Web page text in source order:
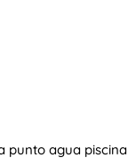
punto agua piscina